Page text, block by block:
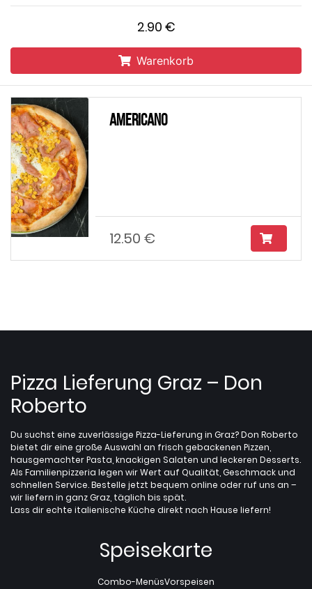
2.90 €
Warenkorb
Americano
12.50 €
Pizza Lieferung Graz – Don
Roberto
Du suchst eine zuverlässige Pizza-Lieferung in Graz? Don Roberto
bietet dir eine große Auswahl an frisch gebackenen Pizzen,
hausgemachter Pasta, knackigen Salaten und leckeren Desserts.
Als Familienpizzeria legen wir Wert auf Qualität, Geschmack und
schnellen Service. Bestelle jetzt bequem online oder ruf uns an –
wir liefern in ganz Graz, täglich bis spät.
Lass dir echte italienische Küche direkt nach Hause liefern!
Speisekarte
Combo-MenüsVorspeisen